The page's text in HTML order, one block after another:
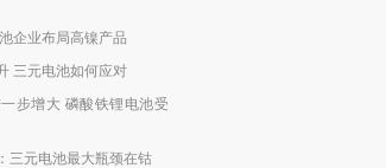
企业布局高镍产品
三元电池如何应对
步增大 磷酸铁锂电池受
三元电池最大瓶颈在钴